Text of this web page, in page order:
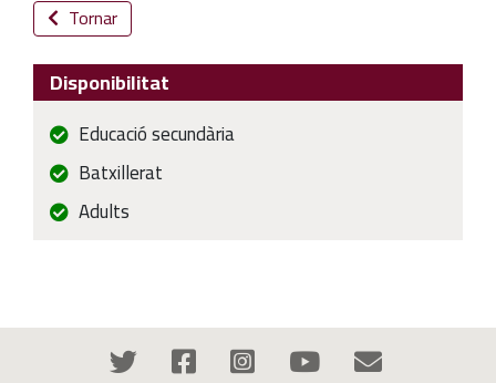
Tornar
Disponibilitat
Educació secundària
Batxillerat
Adults